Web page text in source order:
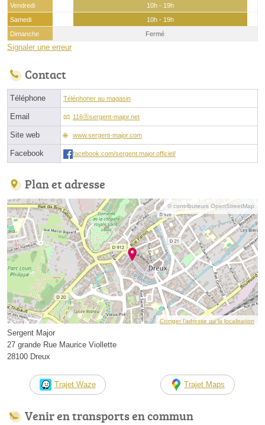
Vendredi
10h - 19h
Samedi
10h - 19h
Dimanche
Fermé
Signaler une erreur
Contact
Téléphone Téléphoner au magasin
Email 116ⓐsergent-major.net
Site web www.sergent-major.com
Facebook facebook.com/sergent.major.officiel/
Plan et adresse
© contributeurs OpenStreetMap
Corriger l’adresse ou la localisation
Sergent Major
27 grande Rue Maurice Viollette
28100 Dreux
Trajet Waze Trajet Maps
Venir en transports en commun